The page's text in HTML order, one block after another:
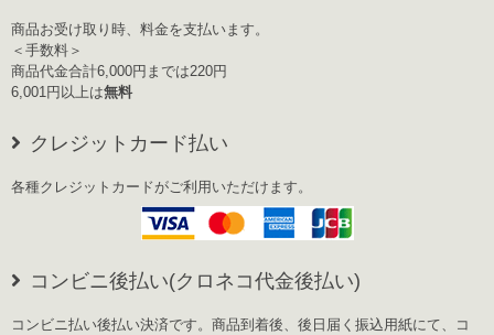
商品お受け取り時、料金を支払います。
＜手数料＞
商品代金合計6,000円までは220円
6,001円以上は無料
クレジットカード払い
各種クレジットカードがご利用いただけます。
コンビニ後払い(クロネコ代金後払い)
コンビニ払い後払い決済です。商品到着後、後日届く振込用紙にて、コ